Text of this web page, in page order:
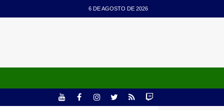
6 DE AGOSTO DE 2026